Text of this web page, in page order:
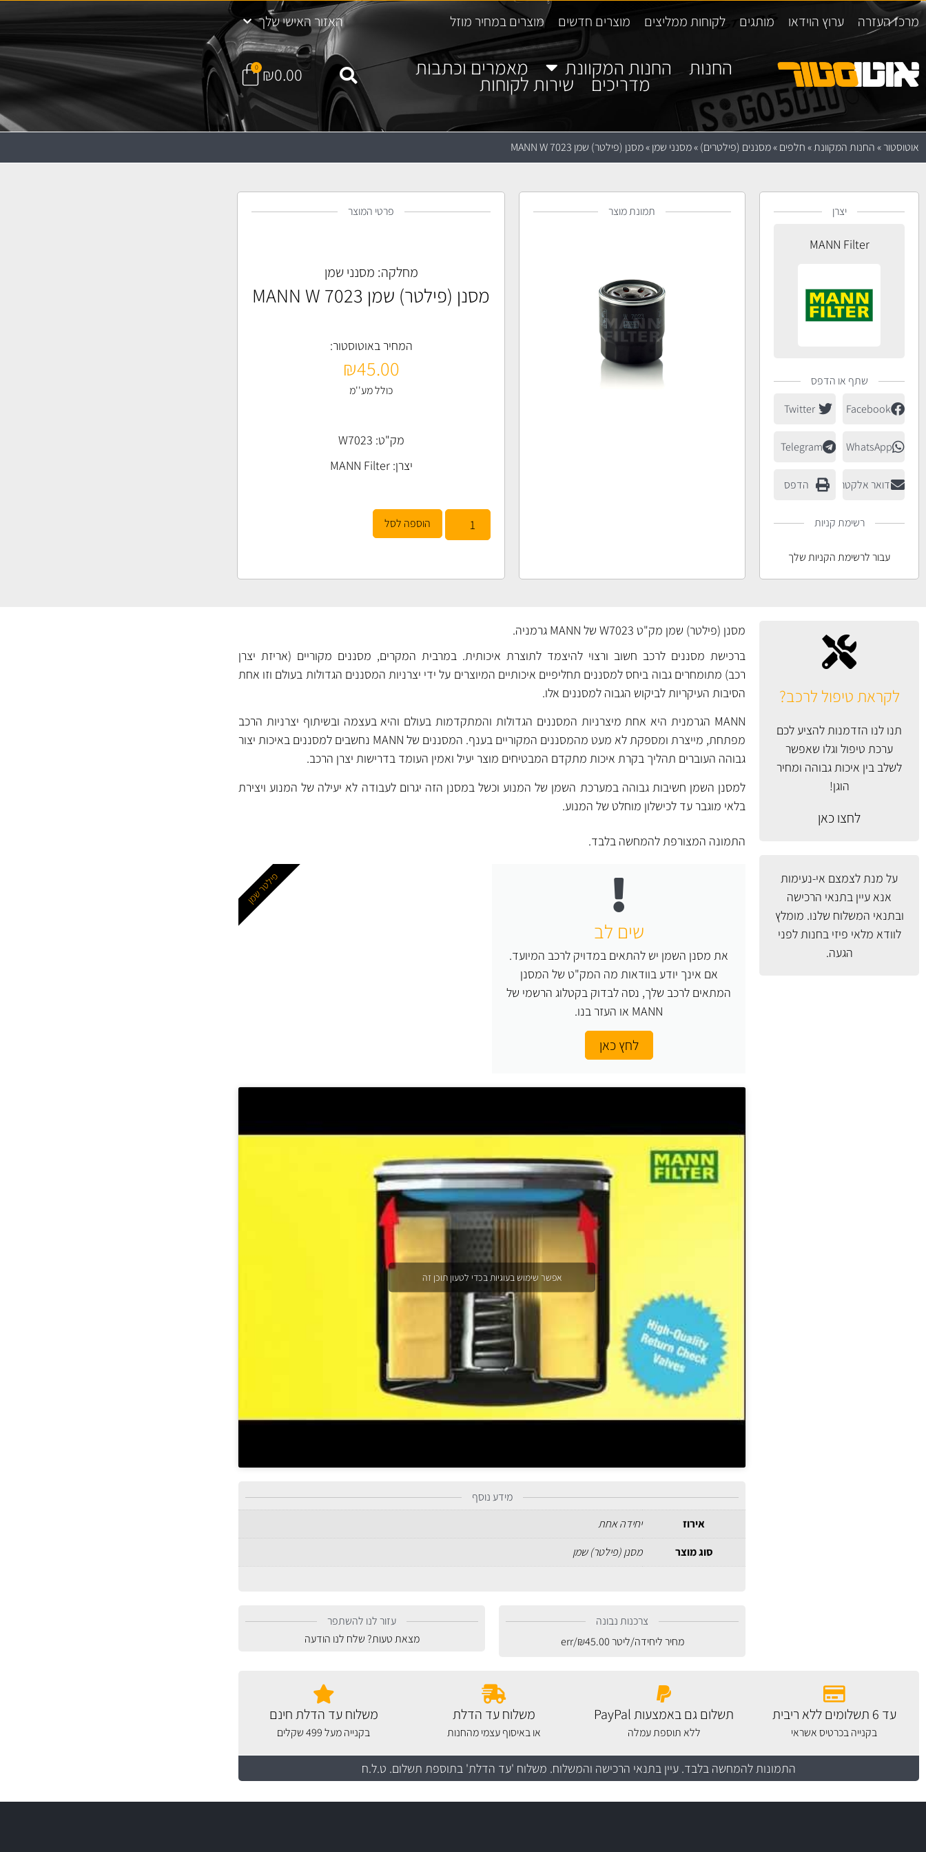
מרכז העזרה ערוץ הוידאו מותגים לקוחות ממליצים מוצרים חדשים מוצרים במחיר מוזל האזור האישי שלך
החנות החנות המקוונת מאמרים וכתבות
מדריכים שירות לקוחות ₪0.00
0
אוטוסטור»החנות המקוונת»חלפים»מסננים (פילטרים)»מסנני שמן»מסנן (פילטר) שמן MANN W 7023
יצרן
MANN Filter
שתף או הדפס
Facebook
Twitter
WhatsApp
Telegram
דואר אלקטרוני הדפס
רשימת קניות
עבור לרשימת הקניות שלך
תמונת מוצר פרטי המוצר
מחלקה: מסנני שמן
מסנן (פילטר) שמן MANN W 7023
המחיר באוטוסטור:
₪45.00
כולל מע''מ
מק"ט: W7023
יצרן:MANN Filter
הוספה לסל
לקראת טיפול לרכב?
תנו לנו הזדמנות להציע לכם
ערכת טיפול וגלו שאפשר
לשלב בין איכות גבוהה ומחיר
הוגן!
לחצו כאן
על מנת לצמצם אי-נעימות
אנא עיין בתנאי הרכישה
ובתנאי המשלוח שלנו. מומלץ
לוודא מלאי פיזי בחנות לפני
הגעה.
מסנן (פילטר) שמן מק"ט W7023 של MANN גרמניה.
ברכישת מסננים לרכב חשוב ורצוי להיצמד לתוצרת איכותית. במרבית המקרים, מסננים מקוריים (אריזת יצרן
רכב) מתומחרים גבוה ביחס למסננים תחליפיים איכותיים המיוצרים על ידי יצרניות המסננים הגדולות בעולם וזו אחת
הסיבות העיקריות לביקוש הגבוה למסננים אלו.
MANN הגרמנית היא אחת מיצרניות המסננים הגדולות והמתקדמות בעולם והיא בעצמה ובשיתוף יצרניות הרכב
מפתחת, מייצרת ומספקת לא מעט מהמסננים המקוריים בענף. המסננים של MANN נחשבים למסננים באיכות יצור
גבוהה העוברים תהליך בקרת איכות מתקדם המבטיחים מוצר יעיל ואמין העומד בדרישות יצרן הרכב.
למסנן השמן חשיבות גבוהה במערכת השמן של המנוע וכשל במסנן הזה יגרום לעבודה לא יעילה של המנוע ויצירת
בלאי מוגבר עד לכישלון מוחלט של המנוע.
התמונה המצורפת להמחשה בלבד.
שים לב
את מסנן השמן יש להתאים במדויק לרכב המיועד.
אם אינך יודע בוודאות מה המק"ט של המסנן
המתאים לרכב שלך, נסה לבדוק בקטלוג הרשמי של
MANN או העזר בנו.
לחץ כאן
פילטר שמן
אפשר שימוש בעוגיות בכדי לטעון תוכן זה
מידע נוסף
אירוז
יחידה אחת
סוג מוצר
מסנן (פילטר) שמן
צרכנות נבונה
מחיר ליחידה/ליטר
₪45.00
/err
עזור לנו להשתפר
מצאת טעות? שלח לנו הודעה
עד 6 תשלומים ללא ריבית
בקנייה בכרטיס אשראי
תשלום גם באמצעות PayPal
ללא תוספת עמלה
משלוח עד הדלת
או באיסוף עצמי מהחנות
משלוח עד הדלת חינם
בקנייה מעל 499 שקלים
התמונות להמחשה בלבד. עיין בתנאי הרכישה והמשלוח. משלוח 'עד הדלת' בתוספת תשלום. ט.ל.ח